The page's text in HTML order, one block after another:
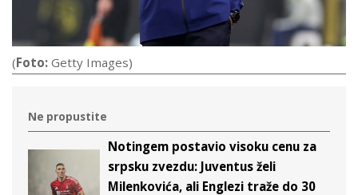
(Foto: Getty Images)
Ne propustite
Notingem postavio visoku cenu za
srpsku zvezdu: Juventus želi
Milenkovića, ali Englezi traže do 30